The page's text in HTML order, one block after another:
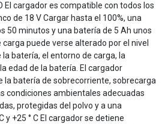
El cargador es compatible con todos los
de 18 V Cargar hasta el 100%, una
50 minutos y una batería de 5 Ah unos
puede verse alterado por el nivel
batería, el entorno de carga, la
edad de la batería. El cargador
la batería de sobrecorriente, sobrecarga
condiciones ambientales adecuadas
protegidas del polvo y a una
y +25 ° C El cargador se detiene